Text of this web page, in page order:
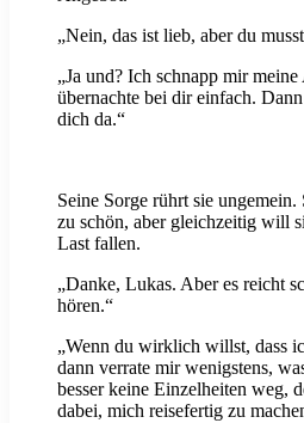
„Nein, das ist lieb, aber du
„Ja und? Ich schnapp mir
übernachte bei dir einfach.
dich da.“
Seine Sorge rührt sie
zu schön, aber gleichzeitig will
Last fallen.
„Danke, Lukas. Aber es reicht
hören.“
„Wenn du wirklich willst, dass
dann verrate mir wenigstens,
besser keine Einzelheiten weg,
dabei, mich reisefertig zu